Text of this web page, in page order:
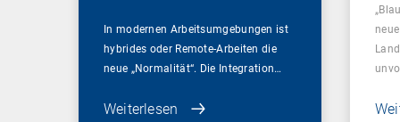
In modernen Arbeitsumgebungen ist
hybrides oder Remote-Arbeiten die
neue „Normalität“. Die Integration…
Weiterlesen